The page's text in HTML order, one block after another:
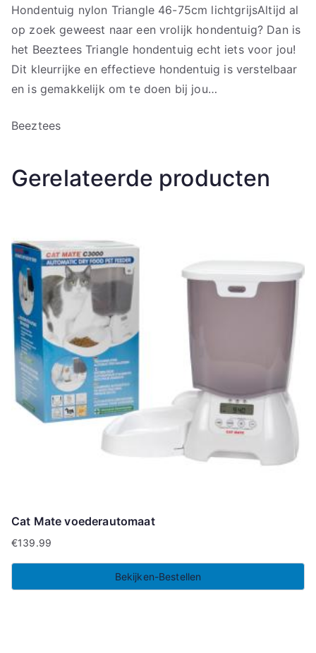
Hondentuig nylon Triangle 46-75cm lichtgrijsAltijd al
op zoek geweest naar een vrolijk hondentuig? Dan is
het Beeztees Triangle hondentuig echt iets voor jou!
Dit kleurrijke en effectieve hondentuig is verstelbaar
en is gemakkelijk om te doen bij jou…
Beeztees
Gerelateerde producten
Cat Mate voederautomaat
€139.99
Bekijken-Bestellen